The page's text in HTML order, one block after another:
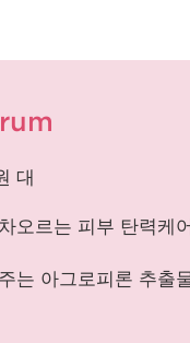
대
오르는 피부 탄력케어
는 아그로피론 추출